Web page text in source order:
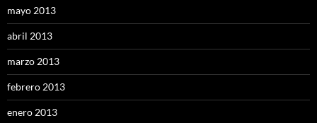
mayo 2013
abril 2013
marzo 2013
febrero 2013
enero 2013